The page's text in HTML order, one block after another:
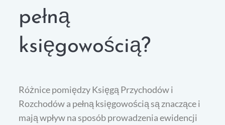
pełną
księgowością?
Różnice pomiędzy Księgą Przychodów i
Rozchodów a pełną księgowością są znaczące i
mają wpływ na sposób prowadzenia ewidencji